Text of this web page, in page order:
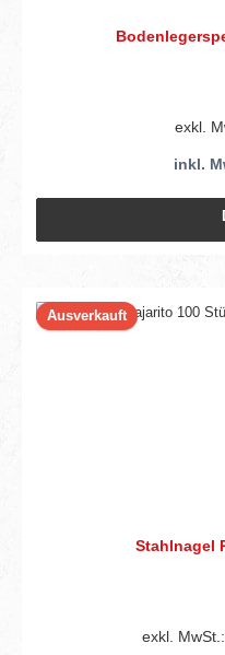
exkl.
inkl.
Ausverkauft
Stahlnagel
exkl.